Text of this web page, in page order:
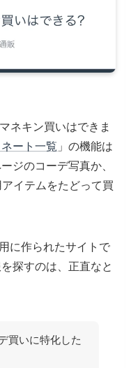
ネキン買いはできま
ート一覧 」の機能は
ジのコーデ写真か、
イテムをたどって買
に作られたサイトで
探すのは、正直なと
買いに特化した